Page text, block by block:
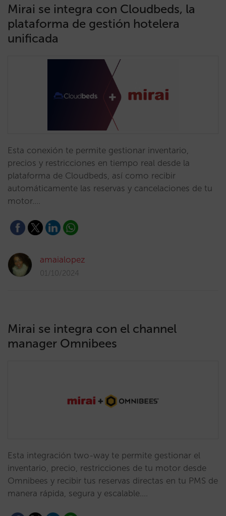
Mirai se integra con Cloudbeds, la
plataforma de gestión hotelera
unificada
Esta conexión te permite gestionar inventario,
precios y restricciones en tiempo real desde la
plataforma de Cloudbeds, así como recibir
automáticamente las reservas y cancelaciones de tu
motor.…
amaialopez
01/10/2024
Mirai se integra con el channel
manager Omnibees
Esta integración two-way te permite gestionar el
inventario, precio, restricciones de tu motor desde
Omnibees y recibir tus reservas directas en tu PMS de
manera rápida, segura y escalable.…